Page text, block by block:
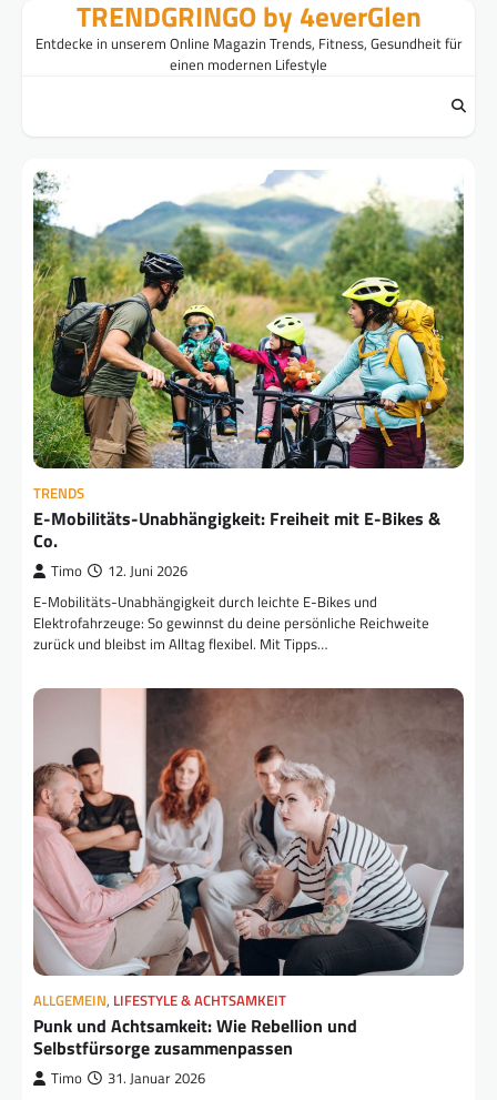
TRENDGRINGO by 4everGlen
Entdecke in unserem Online Magazin Trends, Fitness, Gesundheit für
einen modernen Lifestyle
TRENDS
E-Mobilitäts-Unabhängigkeit: Freiheit mit E-Bikes &
Co.
Timo 12. Juni 2026
E-Mobilitäts-Unabhängigkeit durch leichte E-Bikes und
Elektrofahrzeuge: So gewinnst du deine persönliche Reichweite
zurück und bleibst im Alltag flexibel. Mit Tipps…
ALLGEMEIN, LIFESTYLE & ACHTSAMKEIT
Punk und Achtsamkeit: Wie Rebellion und
Selbstfürsorge zusammenpassen
Timo 31. Januar 2026